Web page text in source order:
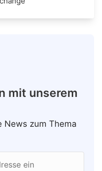
mit unserem
News zum Thema
ein